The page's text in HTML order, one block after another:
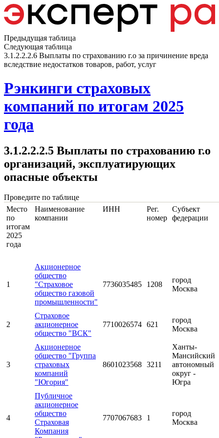
Предыдущая таблица
Следующая таблица
3.1.2.2.2.6 Выплаты по страхованию г.о за причинение вреда
вследствие недостатков товаров, работ, услуг
Рэнкинги страховых
компаний по итогам 2025
года
3.1.2.2.2.5 Выплаты по страхованию г.о
организаций, эксплуатирующих
опасные объекты
Проведите по таблице
Место
по
итогам
2025
года
Наименование
компании
ИНН
Рег.
номер
Субъект
федерации
1
Акционерное
общество
"Страховое
общество газовой
промышленности"
7736035485 1208
город
Москва
2
Страховое
акционерное
общество "ВСК"
7710026574 621
город
Москва
3
Акционерное
общество "Группа
страховых
компаний
"Югория"
8601023568 3211
Ханты-
Мансийский
автономный
округ -
Югра
4
Публичное
акционерное
общество
Страховая
Компания
7707067683 1
город
Москва